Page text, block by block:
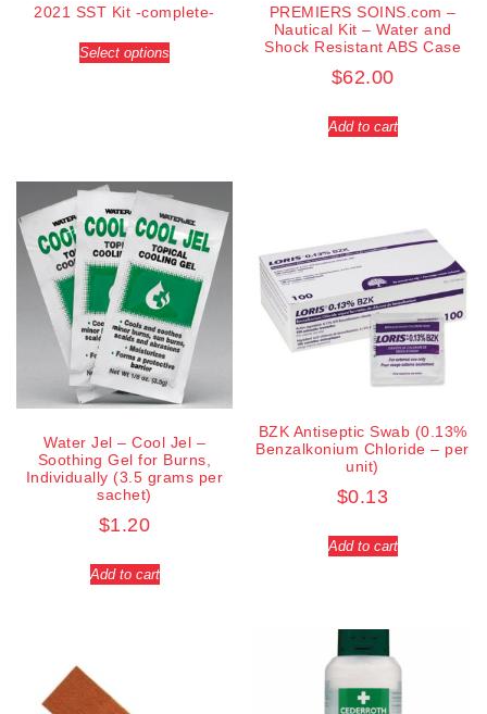
2021 SST Kit -complete-
Select options
PREMIERS SOINS.com –
Nautical Kit – Water and
Shock Resistant ABS Case
$62.00
Add to cart
Water Jel – Cool Jel –
Soothing Gel for Burns,
Individually (3.5 grams per
sachet)
$1.20
Add to cart
BZK Antiseptic Swab (0.13%
Benzalkonium Chloride – per
unit)
$0.13
Add to cart